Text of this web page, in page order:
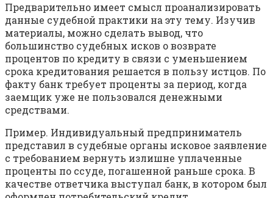
Предварительно имеет смысл проанализировать
данные судебной практики на эту тему. Изучив
материалы, можно сделать вывод, что
большинство судебных исков о возврате
процентов по кредиту в связи с уменьшением
срока кредитования решается в пользу истцов. По
факту банк требует проценты за период, когда
заемщик уже не пользовался денежными
средствами.
Пример. Индивидуальный предприниматель
представил в судебные органы исковое заявление
с требованием вернуть излишне уплаченные
проценты по ссуде, погашенной раньше срока. В
качестве ответчика выступал банк, в котором был